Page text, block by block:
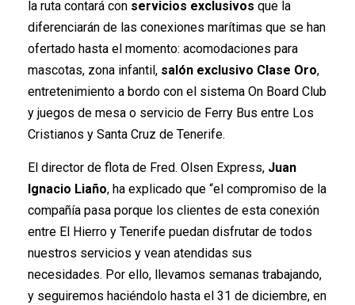
la ruta contará con servicios exclusivos que la
diferenciarán de las conexiones marítimas que se han
ofertado hasta el momento: acomodaciones para
mascotas, zona infantil, salón exclusivo Clase Oro,
entretenimiento a bordo con el sistema On Board Club
y juegos de mesa o servicio de Ferry Bus entre Los
Cristianos y Santa Cruz de Tenerife.
El director de flota de Fred. Olsen Express, Juan
Ignacio Liaño, ha explicado que “el compromiso de la
compañía pasa porque los clientes de esta conexión
entre El Hierro y Tenerife puedan disfrutar de todos
nuestros servicios y vean atendidas sus
necesidades. Por ello, llevamos semanas trabajando,
y seguiremos haciéndolo hasta el 31 de diciembre, en